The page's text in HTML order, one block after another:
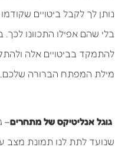
נותן לך לקבל ביטויים
בלי שהם אפילו התכוונו
להתמקד בביטויים אלה
מילת המפתח הברורה
גוגל אנליטיקס של מתחרים–
שנועד לתת לנו תמונת מצב